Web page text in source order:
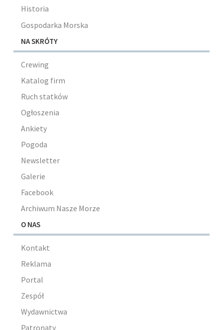
Historia
Gospodarka Morska
NA SKRÓTY
Crewing
Katalog firm
Ruch statków
Ogłoszenia
Ankiety
Pogoda
Newsletter
Galerie
Facebook
Archiwum Nasze Morze
O NAS
Kontakt
Reklama
Portal
Zespół
Wydawnictwa
Patronaty